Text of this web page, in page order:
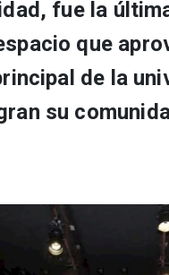
fue la
que
de la
su